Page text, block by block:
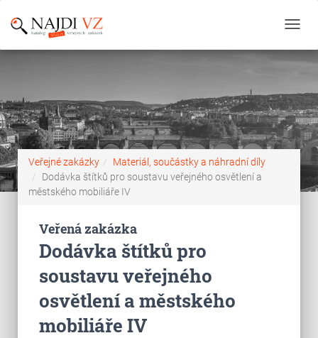
Veřejné zakázky
Materiál, součástky a náhradní díly
Dodávka štítků pro soustavu veřejného osvětlení a
městského mobiliáře IV
Veřená zakázka
Dodávka štítků pro
soustavu veřejného
osvětlení a městského
mobiliáře IV